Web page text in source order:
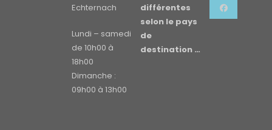
Echternach
Lundi – samedi
de 10h00 à
18h00
Dimanche :
09h00 à 13h00
différentes
selon le pays
de
destination …